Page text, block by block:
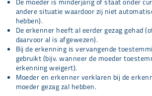
andere situatie waardoor zij niet
hebben).
De erkenner heeft al eerder gezag gehad
daarvoor al is afgewezen).
Bij de erkenning is vervangende
gebruikt (bijv. wanneer de moeder
erkenning weigert).
Moeder en erkenner verklaren bij de
moeder gezag zal hebben.